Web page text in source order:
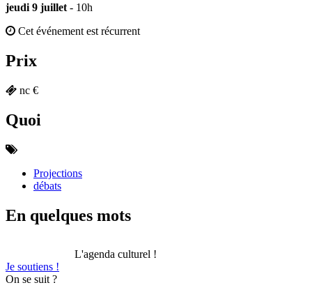
jeudi 9 juillet - 10h
Cet événement est récurrent
Prix
nc €
Quoi
Projections
débats
En quelques mots
L'agenda culturel !
Je soutiens !
On se suit ?